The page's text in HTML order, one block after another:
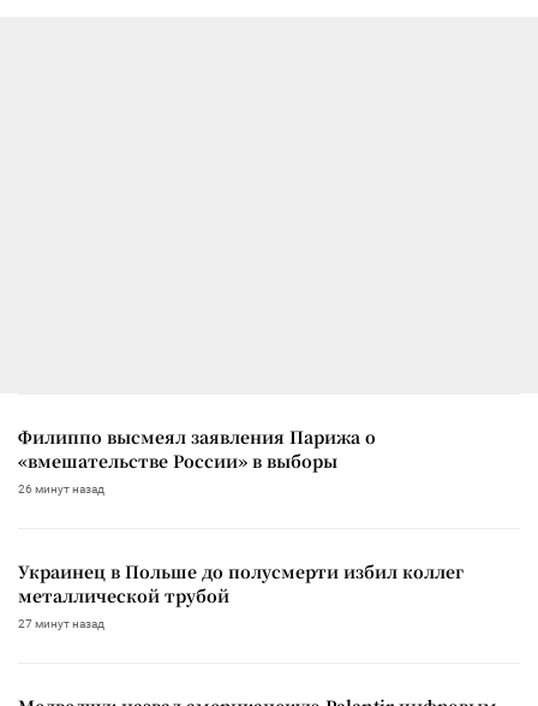
Филиппо высмеял заявления Парижа о
«вмешательстве России» в выборы
26 минут назад
Украинец в Польше до полусмерти избил коллег
металлической трубой
27 минут назад